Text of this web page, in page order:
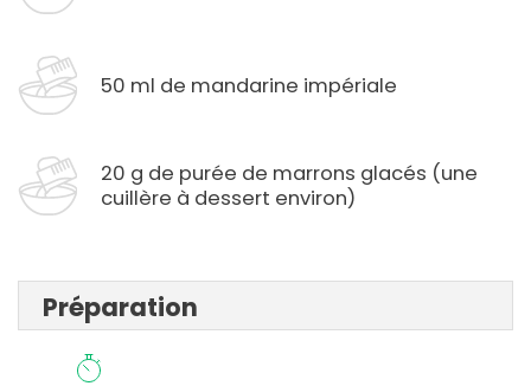
50 ml de mandarine impériale
20 g de purée de marrons glacés (une
cuillère à dessert environ)
Préparation